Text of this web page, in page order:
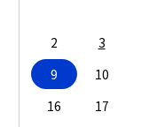
2
3
9
10
16
17